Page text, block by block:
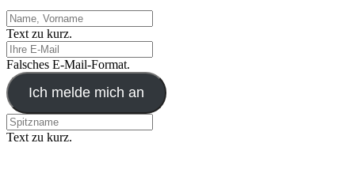
Text zu kurz.
Falsches E-Mail-Format.
Ich melde mich an
Text zu kurz.